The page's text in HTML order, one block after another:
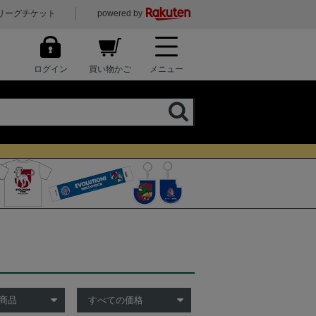
ーグチケット powered by
ログイン 買い物かご メニュー